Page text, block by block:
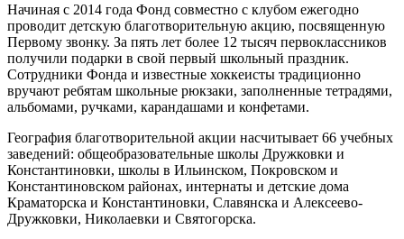
Начиная с 2014 года Фонд совместно с клубом ежегодно
проводит детскую благотворительную акцию, посвященную
Первому звонку. За пять лет более 12 тысяч первоклассников
получили подарки в свой первый школьный праздник.
Сотрудники Фонда и известные хоккеисты традиционно
вручают ребятам школьные рюкзаки, заполненные тетрадями,
альбомами, ручками, карандашами и конфетами.
География благотворительной акции насчитывает 66 учебных
заведений: общеобразовательные школы Дружковки и
Константиновки, школы в Ильинском, Покровском и
Константиновском районах, интернаты и детские дома
Краматорска и Константиновки, Славянска и Алексеево-
Дружковки, Николаевки и Святогорска.